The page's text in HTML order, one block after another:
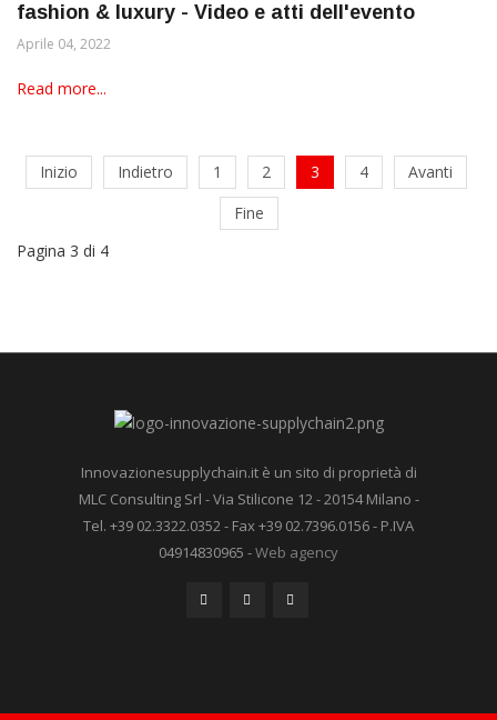
fashion & luxury - Video e atti dell'evento
Aprile 04, 2022
Read more...
Inizio Indietro 1 2 3 4
Avanti
Fine
Pagina 3 di 4
Innovazionesupplychain.it è un sito di proprietà di
MLC Consulting Srl - Via Stilicone 12 - 20154 Milano -
Tel. +39 02.3322.0352 - Fax +39 02.7396.0156 - P.IVA
04914830965 -Web agency